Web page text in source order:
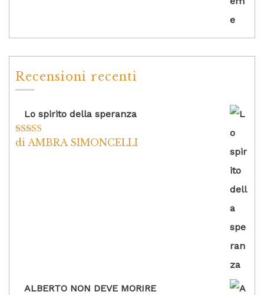
Recensioni recenti
Lo spirito della speranza
Valutato5su
di AMBRA SIMONCELLI
ALBERTO NON DEVE MORIRE